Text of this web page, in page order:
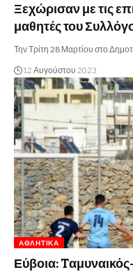
Ξεχώρισαν με τις
μαθητές του
Την Τρίτη 28 Μαρτίου στο
12 Αυγούστου 2023
ΑΘΛΗΤΙΚΆ
Εύβοια: